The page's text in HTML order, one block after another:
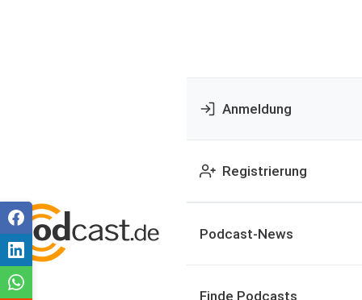
Anmeldung
Registrierung
Podcast-News
Finde Podcasts